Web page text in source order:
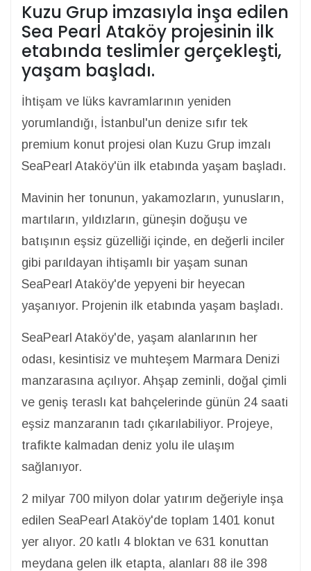
Kuzu Grup imzasıyla inşa edilen
Sea Pearl Ataköy projesinin ilk
etabında teslimler gerçekleşti,
yaşam başladı.
İhtişam ve lüks kavramlarının yeniden
yorumlandığı, İstanbul'un denize sıfır tek
premium konut projesi olan Kuzu Grup imzalı
SeaPearl Ataköy'ün ilk etabında yaşam başladı.
Mavinin her tonunun, yakamozların, yunusların,
martıların, yıldızların, güneşin doğuşu ve
batışının eşsiz güzelliği içinde, en değerli inciler
gibi parıldayan ihtişamlı bir yaşam sunan
SeaPearl Ataköy'de yepyeni bir heyecan
yaşanıyor. Projenin ilk etabında yaşam başladı.
SeaPearl Ataköy'de, yaşam alanlarının her
odası, kesintisiz ve muhteşem Marmara Denizi
manzarasına açılıyor. Ahşap zeminli, doğal çimli
ve geniş teraslı kat bahçelerinde günün 24 saati
eşsiz manzaranın tadı çıkarılabiliyor. Projeye,
trafikte kalmadan deniz yolu ile ulaşım
sağlanıyor.
2 milyar 700 milyon dolar yatırım değeriyle inşa
edilen SeaPearl Ataköy'de toplam 1401 konut
yer alıyor. 20 katlı 4 bloktan ve 631 konuttan
meydana gelen ilk etapta, alanları 88 ile 398